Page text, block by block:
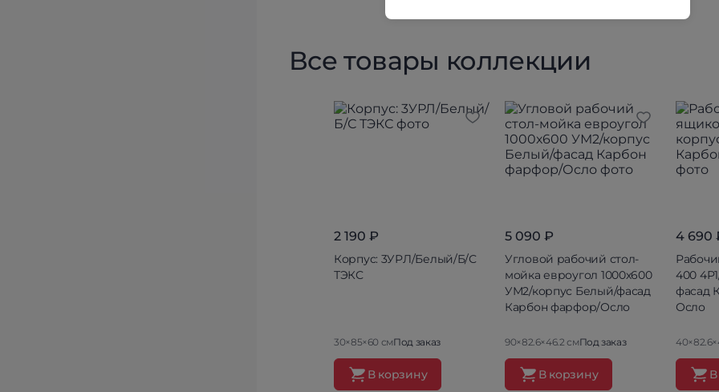
Все товары коллекции
2 190 ₽
Корпус: 3УРЛ/Белый/Б/С
ТЭКС
30×85×60 смПод заказ
В корзину
5 090 ₽
Угловой рабочий стол-
мойка евроугол 1000х600
УМ2/корпус Белый/фасад
Карбон фарфор/Осло
90×82.6×46.2 смПод заказ
В корзину
4 690
400
фасад
Осло